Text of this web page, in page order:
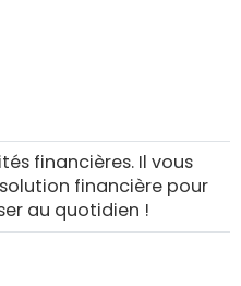
financières. Il vous
financière pour
au quotidien !